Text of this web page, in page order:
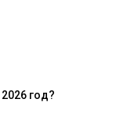
год?